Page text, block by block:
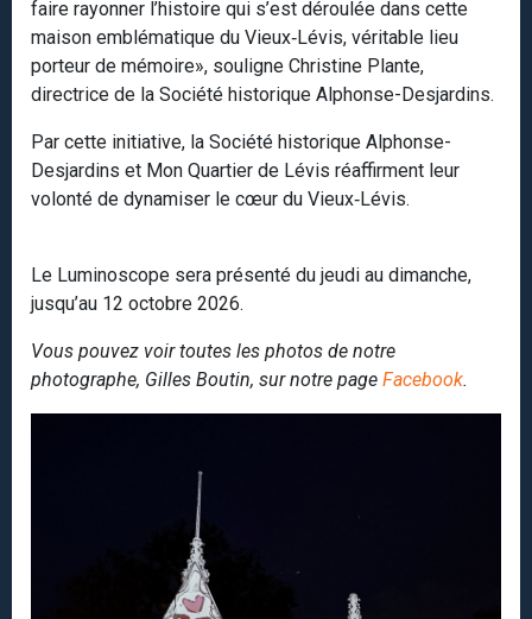
faire rayonner l’histoire qui s’est déroulée dans cette
maison emblématique du Vieux‑Lévis, véritable lieu
porteur de mémoire», souligne Christine Plante,
directrice de la Société historique Alphonse-Desjardins.
Par cette initiative, la Société historique Alphonse-
Desjardins et Mon Quartier de Lévis réaffirment leur
volonté de dynamiser le cœur du Vieux‑Lévis.
Le Luminoscope sera présenté du jeudi au dimanche,
jusqu’au 12 octobre 2026.
Vous pouvez voir toutes les photos de notre
photographe, Gilles Boutin, sur notre page Facebook.